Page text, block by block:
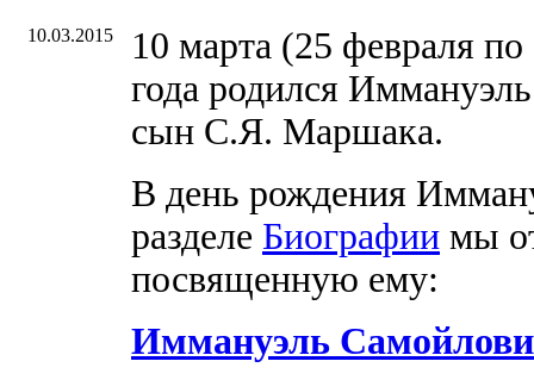
10.03.2015
10 марта (25 февраля
года родился
сын С.Я. Маршака.
В день рождения
разделе Биографии мы
посвященную ему:
Иммануэль